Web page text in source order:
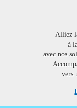
Alliez
à
avec nos
vers